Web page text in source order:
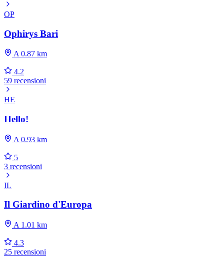
OP
Ophirys Bari
A 0.87 km
4.2
59 recensioni
HE
Hello!
A 0.93 km
5
3 recensioni
IL
Il Giardino d'Europa
A 1.01 km
4.3
25 recensioni